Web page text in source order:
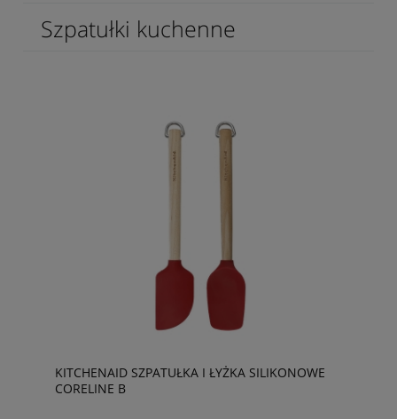
Szpatułki kuchenne
KITCHENAID SZPATUŁKA I ŁYŻKA SILIKONOWE
CORELINE B